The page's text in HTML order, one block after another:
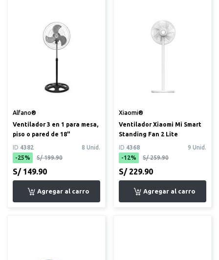
Alfano®
Ventilador 3 en 1 para mesa,
piso o pared de 18"
ID 4382
8 Unid.
-25%
S/ 199.90
S/ 149.90
Xiaomi®
Ventilador Xiaomi Mi Smart
Standing Fan 2 Lite
ID 4368
9 Unid.
-12%
S/ 259.90
S/ 229.90